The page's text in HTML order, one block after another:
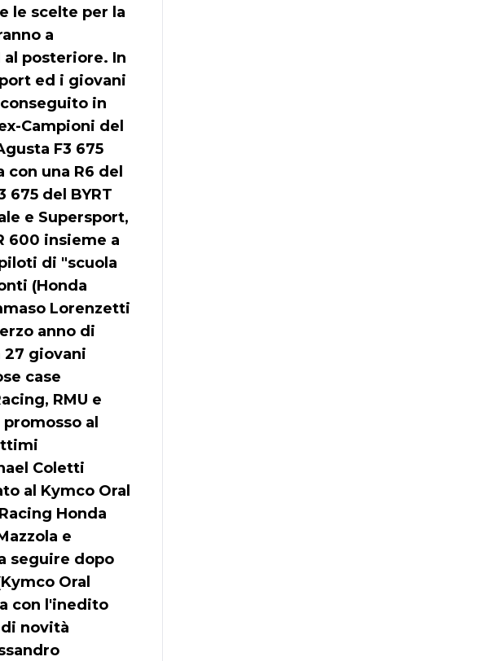
le scelte per la
a
al posteriore. In
ed i giovani
in
Campioni del
F3 675
una R6 del
del BYRT
e Supersport,
600 insieme a
di "scuola
(Honda
Lorenzetti
anno di
27 giovani
case
RMU e
al
Coletti
al Kymco Oral
Honda
e
seguire dopo
Oral
con l'inedito
novità